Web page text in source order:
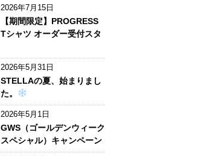
2026年7月15日
【期間限定】PROGRESS
Tシャツ オーダー受付スタ
2026年5月31日
STELLAの夏、始まりまし
た。
2026年5月1日
GWS（ゴールデンウィーク
スペシャル）キャンペーン